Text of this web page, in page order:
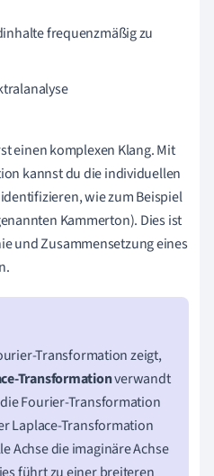
frequenzmäßig zu
einen komplexen Klang. Mit
kannst du die individuellen
wie zum Beispiel
Kammerton). Dies ist
und Zusammensetzung eines
Transformation zeigt,
Transformationverwandt
Fourier-Transformation
Laplace-Transformation
Achse die imaginäre Achse
führt zu einer breiteren